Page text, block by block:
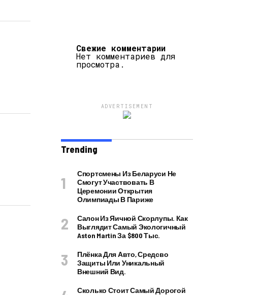
Свежие комментарии
Нет комментариев для
просмотра.
ADVERTISEMENT
Trending
Спортсмены Из Беларуси Не
Смогут Участвовать В
Церемонии Открытия
Олимпиады В Париже
Салон Из Яичной Скорлупы. Как
Выглядит Самый Экологичный
Aston Martin За $800 Тыс.
Плёнка Для Авто, Средсво
Защиты Или Уникальный
Внешний Вид.
Сколько Стоит Самый Дорогой